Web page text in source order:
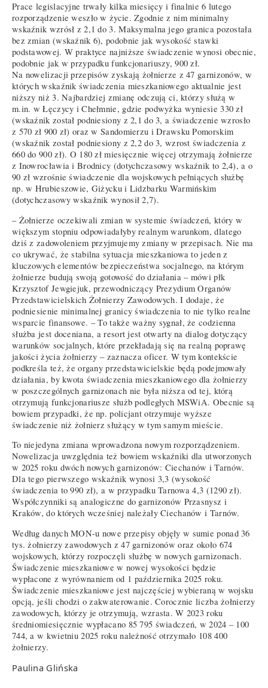
Prace legislacyjne trwały kilka miesięcy i finalnie 6 lutego
rozporządzenie weszło w życie. Zgodnie z nim minimalny
wskaźnik wzrósł z 2,1 do 3. Maksymalna jego granica pozostała
bez zmian (wskaźnik 6), podobnie jak wysokość stawki
podstawowej. W praktyce najniższe świadczenie wynosi obecnie,
podobnie jak w przypadku funkcjonariuszy, 900 zł.
Na nowelizacji przepisów zyskają żołnierze z 47 garnizonów, w
których wskaźnik świadczenia mieszkaniowego aktualnie jest
niższy niż 3. Najbardziej zmianę odczują ci, którzy służą w
m.in. w Łęczycy i Chełmnie, gdzie podwyżka wyniesie 330 zł
(wskaźnik został podniesiony z 2,1 do 3, a świadczenie wzrosło
z 570 zł 900 zł) oraz w Sandomierzu i Drawsku Pomorskim
(wskaźnik został podniesiony z 2,2 do 3, wzrost świadczenia z
660 do 900 zł). O 180 zł miesięcznie więcej otrzymają żołnierze
z Inowrocławia i Brodnicy (dotychczasowy wskaźnik to 2,4), a o
90 zł wzrośnie świadczenie dla wojskowych pełniących służbę
np. w Hrubieszowie, Giżycku i Lidzbarku Warmińskim
(dotychczasowy wskaźnik wynosił 2,7).
– Żołnierze oczekiwali zmian w systemie świadczeń, który w
większym stopniu odpowiadałyby realnym warunkom, dlatego
dziś z zadowoleniem przyjmujemy zmiany w przepisach. Nie ma
co ukrywać, że stabilna sytuacja mieszkaniowa to jeden z
kluczowych elementów bezpieczeństwa socjalnego, na którym
żołnierze budują swoją gotowość do działania – mówi płk
Krzysztof Jewgiejuk, przewodniczący Prezydium Organów
Przedstawicielskich Żołnierzy Zawodowych. I dodaje, że
podniesienie minimalnej granicy świadczenia to nie tylko realne
wsparcie finansowe. – To także ważny sygnał, że codzienna
służba jest doceniana, a resort jest otwarty na dialog dotyczący
warunków socjalnych, które przekładają się na realną poprawę
jakości życia żołnierzy – zaznacza oficer. W tym kontekście
podkreśla też, że organy przedstawicielskie będą podejmowały
działania, by kwota świadczenia mieszkaniowego dla żołnierzy
w poszczególnych garnizonach nie była niższa od tej, którą
otrzymują funkcjonariusze służb podległych MSWiA. Obecnie są
bowiem przypadki, że np. policjant otrzymuje wyższe
świadczenie niż żołnierz służący w tym samym mieście.
To niejedyna zmiana wprowadzona nowym rozporządzeniem.
Nowelizacja uwzględnia też bowiem wskaźniki dla utworzonych
w 2025 roku dwóch nowych garnizonów: Ciechanów i Tarnów.
Dla tego pierwszego wskaźnik wynosi 3,3 (wysokość
świadczenia to 990 zł), a w przypadku Tarnowa 4,3 (1290 zł).
Współczynniki są analogiczne do garnizonów Przasnysz i
Kraków, do których wcześniej należały Ciechanów i Tarnów.
Według danych MON-u nowe przepisy objęły w sumie ponad 36
tys. żołnierzy zawodowych z 47 garnizonów oraz około 674
wojskowych, którzy rozpoczęli służbę w nowych garnizonach.
Świadczenie mieszkaniowe w nowej wysokości będzie
wypłacone z wyrównaniem od 1 października 2025 roku.
Świadczenie mieszkaniowe jest najczęściej wybieraną w wojsku
opcją, jeśli chodzi o zakwaterowanie. Corocznie liczba żołnierzy
zawodowych, którzy je otrzymują, wzrasta. W 2023 roku
średniomiesięcznie wypłacano 85 795 świadczeń, w 2024 – 100
744, a w kwietniu 2025 roku należność otrzymało 108 400
żołnierzy.
Paulina Glińska